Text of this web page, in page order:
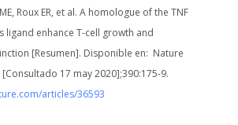
Roux ER, et al. A homologue of the TNF
ligand enhance T-cell growth and
[Resumen]. Disponible en: Nature
[Consultado 17 may 2020];390:175-9.
articles/36593